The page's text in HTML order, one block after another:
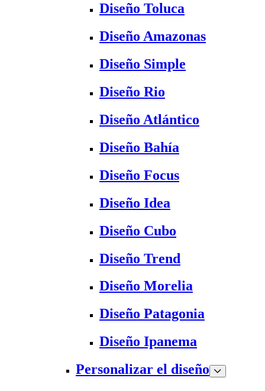
Diseño Toluca
Diseño Amazonas
Diseño Simple
Diseño Rio
Diseño Atlántico
Diseño Bahía
Diseño Focus
Diseño Idea
Diseño Cubo
Diseño Trend
Diseño Morelia
Diseño Patagonia
Diseño Ipanema
Personalizar el diseño